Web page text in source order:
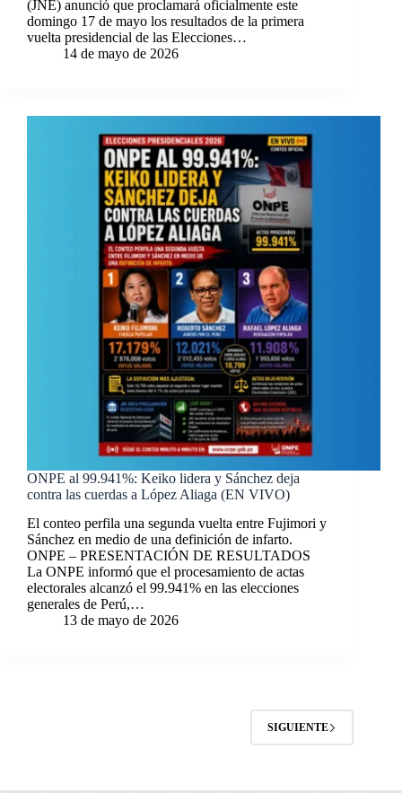
(JNE) anunció que proclamará oficialmente este
domingo 17 de mayo los resultados de la primera
vuelta presidencial de las Elecciones…
14 de mayo de 2026
ONPE al 99.941%: Keiko lidera y Sánchez deja
contra las cuerdas a López Aliaga (EN VIVO)
El conteo perfila una segunda vuelta entre Fujimori y
Sánchez en medio de una definición de infarto.
ONPE – PRESENTACIÓN DE RESULTADOS
La ONPE informó que el procesamiento de actas
electorales alcanzó el 99.941% en las elecciones
generales de Perú,…
13 de mayo de 2026
SIGUIENTE